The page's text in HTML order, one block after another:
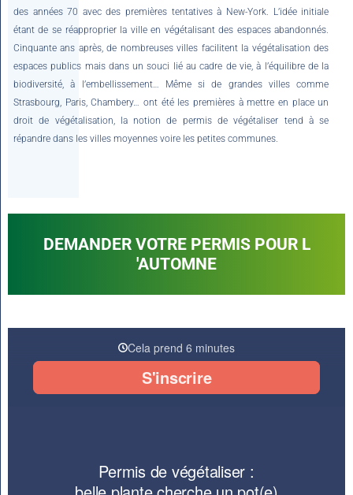
des années 70 avec des premières tentatives à New-York. L’idée initiale
étant de se réapproprier la ville en végétalisant des espaces abandonnés.
Cinquante ans après, de nombreuses villes facilitent la végétalisation des
espaces publics mais dans un souci lié au cadre de vie, à l’équilibre de la
biodiversité, à l’embellissement… Même si de grandes villes comme
Strasbourg, Paris, Chambery… ont été les premières à mettre en place un
droit de végétalisation, la notion de permis de végétaliser tend à se
répandre dans les villes moyennes voire les petites communes.
DEMANDER VOTRE PERMIS POUR L
'AUTOMNE